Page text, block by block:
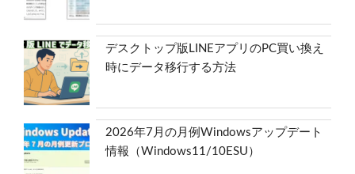
デスクトップ版LINEアプリのPC買い換え
時にデータ移行する方法
2026年7月の月例Windowsアップデート
情報（Windows11/10ESU）